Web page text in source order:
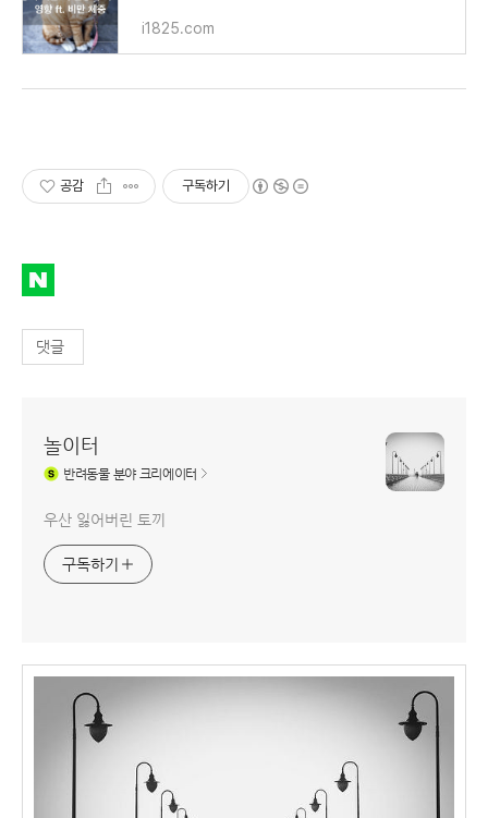
i1825.com
공감 구독하기
댓글
놀이터
반려동물분야 크리에이터
우산 잃어버린 토끼
구독하기